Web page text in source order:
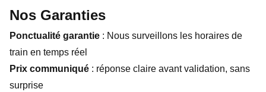
Nos Garanties
Ponctualité garantie : Nous surveillons les horaires de
train en temps réel
Prix communiqué : réponse claire avant validation, sans
surprise